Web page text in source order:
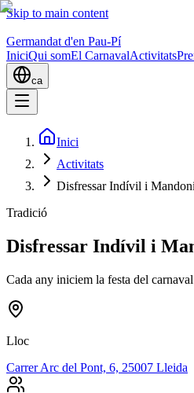
Skip to main content
Germandat d'en Pau-Pí
IniciQui somEl CarnavalActivitats
ca
Inici
Activitats
Disfressar Indívil i Mandoni
Tradició
Disfressar Indívil i
Cada any iniciem la festa del
Lloc
Carrer Arc del Pont, 6, 25007 Lleida